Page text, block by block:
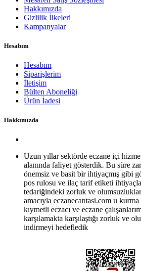
Hakkımızda
Gizlilik İlkeleri
Kampanyalar
Hesabım
Hesabım
Siparişlerim
İletişim
Bülten Aboneliği
Ürün İadesi
Hakkımızda
Uzun yıllar sektörde eczane içi
alanında faliyet gösterdik. Bu süre
önemsiz ve basit bir ihtiyaçmış gibi
pos rulosu ve ilaç tarif etiketi
tedariğindeki zorluk ve
amacıyla eczanecantasi.com u
kıymetli eczacı ve eczane
karşılamakta karşılaştığı zorluk ve
indirmeyi hedefledik